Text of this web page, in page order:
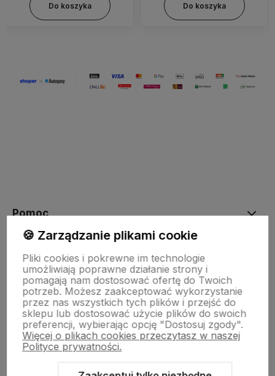
Do koszyka Do koszyka
Pomoc
Moje konto
Płatności i dostawa
Informacje
🍪 Zarządzanie plikami cookie
Pliki cookies i pokrewne im technologie
umożliwiają poprawne działanie strony i
pomagają nam dostosować ofertę do Twoich
potrzeb. Możesz zaakceptować wykorzystanie
przez nas wszystkich tych plików i przejść do
sklepu lub dostosować użycie plików do swoich
preferencji, wybierając opcję "Dostosuj zgody".
Więcej o plikach cookies przeczytasz w naszej
Polityce prywatności.